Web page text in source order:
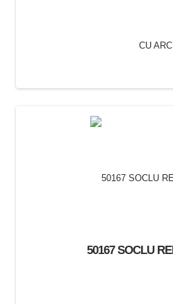
14FF-2Z-C4 SOCLU RELEU
50167 SOCLU